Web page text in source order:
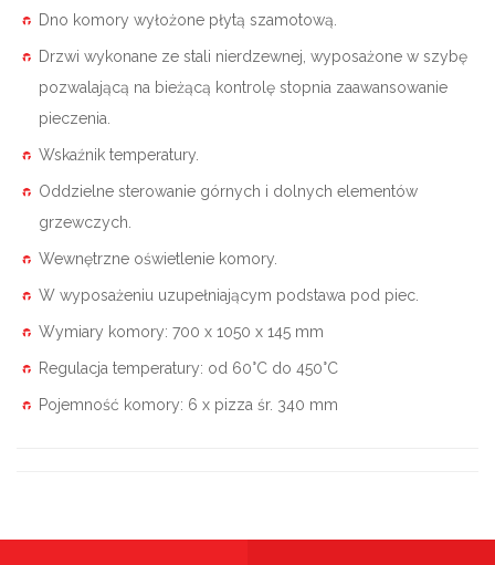
Dno komory wyłożone płytą szamotową.
Drzwi wykonane ze stali nierdzewnej, wyposażone w szybę
pozwalającą na bieżącą kontrolę stopnia zaawansowanie
pieczenia.
Wskaźnik temperatury.
Oddzielne sterowanie górnych i dolnych elementów
grzewczych.
Wewnętrzne oświetlenie komory.
W wyposażeniu uzupełniającym podstawa pod piec.
Wymiary komory: 700 x 1050 x 145 mm
Regulacja temperatury: od 60°C do 450°C
Pojemność komory: 6 x pizza śr. 340 mm